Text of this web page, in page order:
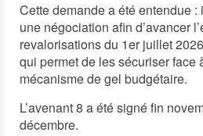
Cette demande a été entendue :
une négociation afin d’avancer
revalorisations du 1er juillet
qui permet de les sécuriser face
mécanisme de gel budgétaire.
L’avenant 8 a été signé fin
décembre.